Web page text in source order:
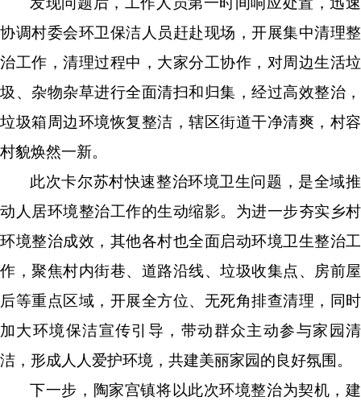
协调村委会环卫保洁人员赶赴现场，开展集中清理整
治工作，清理过程中，大家分工协作，对周边生活垃
圾、杂物杂草进行全面清扫和归集，经过高效整治，
垃圾箱周边环境恢复整洁，辖区街道干净清爽，村容
村貌焕然一新。
此次卡尔苏村快速整治环境卫生问题，是全域推
动人居环境整治工作的生动缩影。为进一步夯实乡村
环境整治成效，其他各村也全面启动环境卫生整治工
作，聚焦村内街巷、道路沿线、垃圾收集点、房前屋
后等重点区域，开展全方位、无死角排查清理，同时
加大环境保洁宣传引导，带动群众主动参与家园清
洁，形成人人爱护环境，共建美丽家园的良好氛围。
下一步，陶家宫镇将以此次环境整治为契机，建